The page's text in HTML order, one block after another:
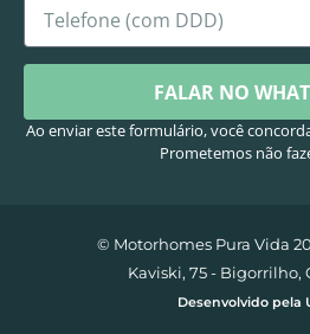
FALAR NO
Ao enviar este formulário, você
Prometemos não
© Motorhomes Pura Vida
Kaviski, 75 - Bigorrilho,
Desenvolvido pela